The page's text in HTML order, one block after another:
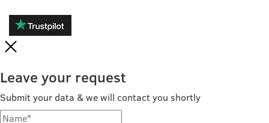
Leave your request
Submit your data & we will contact you shortly